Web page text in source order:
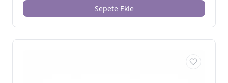
Sepete Ekle